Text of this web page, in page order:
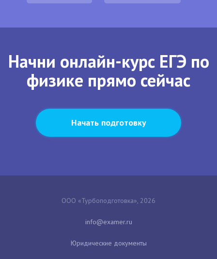
Начни онлайн-курс ЕГЭ по
физике прямо сейчас
Начать подготовку
ООО «Турбоподготовка», 2026
Юридические документы